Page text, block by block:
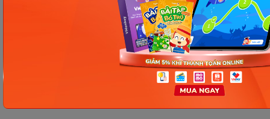
Thông tin trong bài viết được tổng hợp nhằm
mục đích tham khảo và có thể thay đổi mà
không cần báo trước. Quý khách vui lòng
kiểm tra lại qua các kênh chính thức hoặc liên
hệ trực tiếp với đơn vị liên quan để nắm bắt